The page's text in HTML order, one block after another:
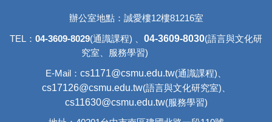
辦公室地點：誠愛樓12樓81216室
TEL： 04-3609-8029(通識課程) 、 04-3609-8030(語言與文化研
究室、
服務學習)
E-Mail： cs1171@csmu.edu.tw(通識課程)、
cs17126@csmu.edu.tw(語言與文化研究室)、
cs11630@csmu.edu.tw(服務學習)